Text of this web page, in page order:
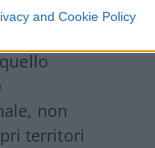
and Cookie Policy
non
territori